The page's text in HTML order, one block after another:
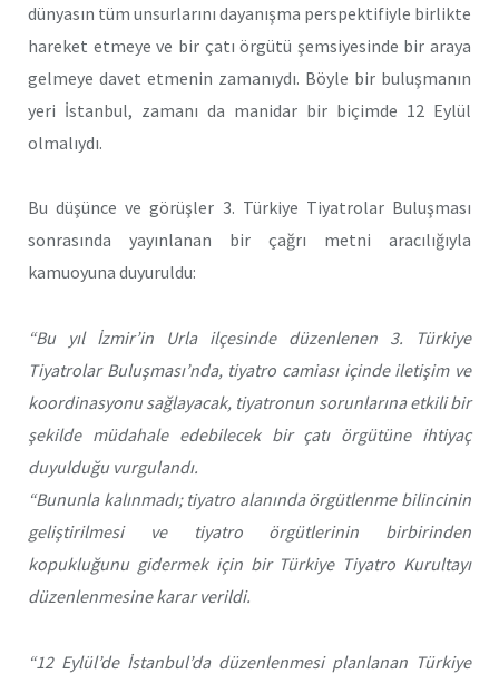
dünyasın tüm unsurlarını dayanışma perspektifiyle birlikte
hareket etmeye ve bir çatı örgütü şemsiyesinde bir araya
gelmeye davet etmenin zamanıydı. Böyle bir buluşmanın
yeri İstanbul, zamanı da manidar bir biçimde 12 Eylül
olmalıydı.
Bu düşünce ve görüşler 3. Türkiye Tiyatrolar Buluşması
sonrasında yayınlanan bir çağrı metni aracılığıyla
kamuoyuna duyuruldu:
“Bu yıl İzmir’in Urla ilçesinde düzenlenen 3. Türkiye
Tiyatrolar Buluşması’nda, tiyatro camiası içinde iletişim ve
koordinasyonu sağlayacak, tiyatronun sorunlarına etkili bir
şekilde müdahale edebilecek bir çatı örgütüne ihtiyaç
duyulduğu vurgulandı.
“Bununla kalınmadı; tiyatro alanında örgütlenme bilincinin
geliştirilmesi ve tiyatro örgütlerinin birbirinden
kopukluğunu gidermek için bir Türkiye Tiyatro Kurultayı
düzenlenmesine karar verildi.
“12 Eylül’de İstanbul’da düzenlenmesi planlanan Türkiye